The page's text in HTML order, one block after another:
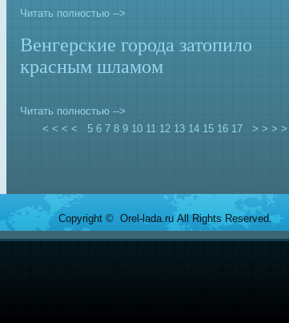
Читать полностью -->
Венгерские города затопило
красным шламом
Читать полностью -->
< < < <
5 6 7 8 9 10 11 12 13 14 15 16 17 > > > >
Copyright © Orel-lada.ru All Rights Reserved.